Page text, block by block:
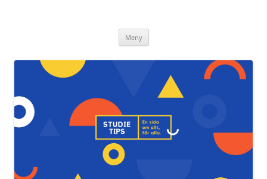
Meny Hoppa
innehåll